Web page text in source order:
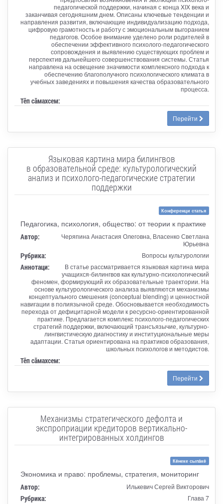
педагогической поддержки, начиная с конца XIX века и
заканчивая сегодняшним днем. Описаны ключевые тенденции и
направления развития, включающие индивидуализацию подхода,
цифровую грамотность и работу с эмоциональным выгоранием
педагогов. Особое внимание уделено роли родителей в
обеспечении эффективного психолого-педагогического
сопровождения и выявлению существующих проблем и
перспектив дальнейшего совершенствования системы. Статья
направлена на освещение значимости комплексного подхода к
обеспечению благополучного психологического климата в
учебных заведениях и повышения качества образовательного
процесса.
Тӗп сӑмахсем:
Перейти
Языковая картина мира билингвов
в образовательной среде: культурологический
анализ и психолого-педагогические стратегии
поддержки
Конференци статья
Педагогика, психология, общество: от теории к практике
Автор:
Черяпина Анастасия Олеговна, Власенко Светлана
Юрьевна
Рубрика: Вопросы культурологии
Аннотаци:
В статье рассматривается языковая картина мира
учащихся-билингвов как культурно-психологический
феномен, формирующий их образовательные траектории. На
основе культурологического анализа выявляются механизмы
концептуального смешения (conceptual blending) и ценностной
навигации в полиязычной среде. Обосновывается необходимость
перехода от дефицитарной модели к ресурсно-ориентированной
практике. Предлагается комплекс психолого-педагогических
стратегий поддержки, включающий трансъязычие, культурно-
лингвистическую диагностику и институциональные меры
адаптации. Статья ориентирована на практиков образования,
школьных психологов и методистов.
Тӗп сӑмахсем:
Перейти
Механизмы стратегического дефолта и
экспроприации кредиторов вертикально-
интегрированных холдингов
Кĕнеке сыпăкĕ
Экономика и право: проблемы, стратегия, мониторинг
Автор: Илькевич Сергей Викторович
Рубрика: Глава 7